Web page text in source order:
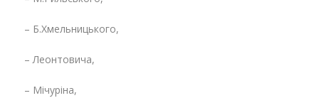
– Б.Хмельницького,
– Леонтовича,
– Мічуріна,